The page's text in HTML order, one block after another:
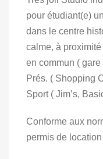
pour étudiant(e)
dans le centre
calme, à
en commun (
Prés. ( Shopping
Sport ( Jim’s,
Conforme aux
permis de